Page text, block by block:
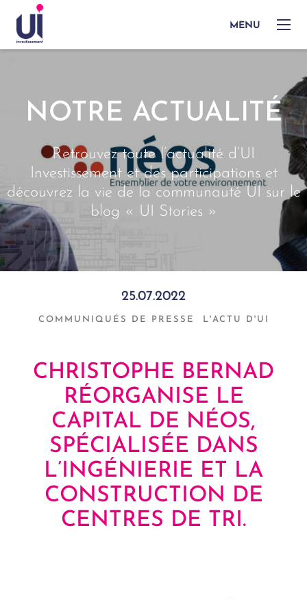
MENU
NOTRE ACTUALITÉ
Retrouvez toute l’actualité d’UI
Investissement et des participations et
découvrez la vie de la communauté UI sur le
blog « UI Stories »
25.07.2022
COMMUNIQUÉS DE PRESSE L'ACTU D'UI
CHRISTOPHE BERNAD
RÉORGANISE LE
CAPITAL DE NÉOS,
SPÉCIALISÉE DANS
L’INGÉNIERIE ET LA
CONSTRUCTION DE
CENTRES DE TRI.